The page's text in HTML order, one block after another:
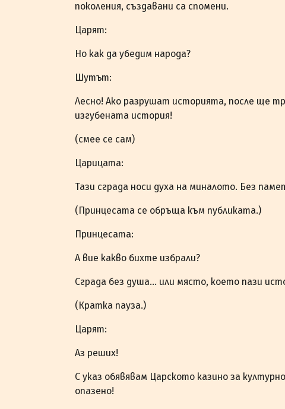
поколения, създавани са спомени.
Царят:
Но как да убедим народа?
Шутът:
Лесно! Ако разрушат историята, после ще
изгубената история!
(смее се сам)
Царицата:
Тази сграда носи духа на миналото. Без
(Принцесата се обръща към публиката.)
Принцесата:
А вие какво бихте избрали?
Сграда без душа… или място, което пази
(Кратка пауза.)
Царят:
Аз реших!
С указ обявявам Царското казино за
опазено!